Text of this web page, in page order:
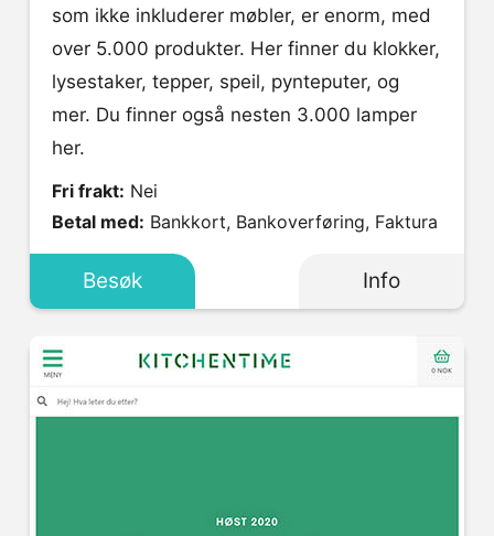
som ikke inkluderer møbler, er enorm, med
over 5.000 produkter. Her finner du klokker,
lysestaker, tepper, speil, pynteputer, og
mer. Du finner også nesten 3.000 lamper
her.
Fri frakt: Nei
Betal med: Bankkort, Bankoverføring, Faktura
Besøk Info